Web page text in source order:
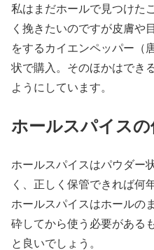
私はまだホールで見つけた
く挽きたいのですが皮膚や
をするカイエンペッパー（
状で購入。そのほかはでき
ようにしています。
ホールスパイス
ホールスパイスはパウダー
く、正しく保管できれば何
ホールスパイスはホールの
砕してから使う必要がある
と良いでしょう。